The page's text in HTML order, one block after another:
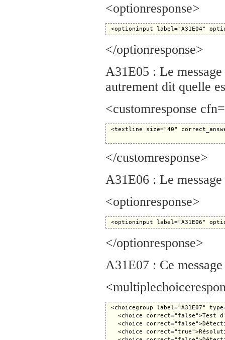
<optionresponse>
</optionresponse>
A31E05 : Le
autrement dit quelle
<customresponse
<textline size="40"
</customresponse>
A31E06 : Le
<optionresponse>
</optionresponse>
A31E07 : Ce
<choicegroup label="A31E07"
<choice correct="false">Test
<choice
<choice